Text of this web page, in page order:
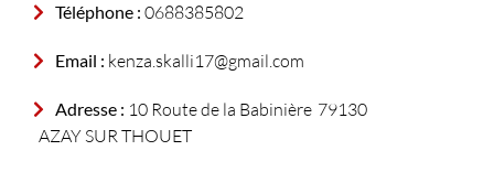
Téléphone : 0688385802
Email : kenza.skalli17@gmail.com
Adresse : 10 Route de la Babinière 79130
AZAY SUR THOUET